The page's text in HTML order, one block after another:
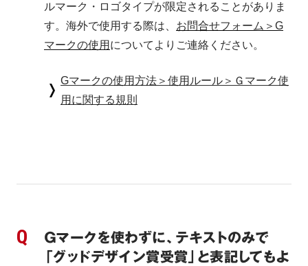
ルマーク・ロゴタイプが限定されることがありま
す。海外で使用する際は、 お問合せフォーム＞G
マークの使用 についてよりご連絡ください。
Gマークの使用方法＞使用ルール＞Ｇマーク使
用に関する規則
Ｇマークを使わずに、テキストのみで
「グッドデザイン賞受賞」と表記してもよ